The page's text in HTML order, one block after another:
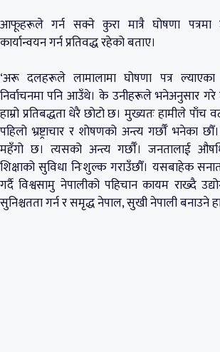
आफूहरूले गर्न सक्ने कुरा मात्रै घोषणा
कार्यान्वयन गर्न प्रतिवद्ध रहेको बताए।
‘अरू दलहरूले लामालामा घोषणा पत्र
निर्वाचनमा पनि आउँथे। के उनीहरूले भनेअनुसार गरे
हाम्रो प्रतिबद्धता धेरै छोटो छ। मुख्यतः हामीले पाँच
पहिलो भ्रष्ट्राचार र शोषणको अन्त्य गर्छौँ भनेका
महँगो छ। त्यसको अन्त्य गर्छौँ। जनतालाई
शिक्षाको सुविधा निःशुल्क गराउँछौँ। यसबाहेक
गर्दै विश्वसामु नेपालीको पहिचान कायम राख्दै
सुनिश्चतता गर्न र समृद्ध नेपाल, सुखी नेपाली बनाउने